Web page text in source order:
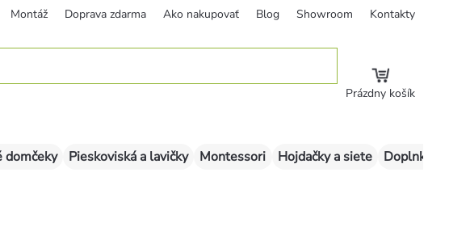
Montáž Doprava zdarma Ako nakupovať Blog Showroom Kontakty
Prázdny košík
domčeky Pieskoviská a lavičky Montessori Hojdačky a siete Doplnky